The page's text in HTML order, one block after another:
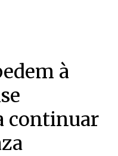
à
continuar